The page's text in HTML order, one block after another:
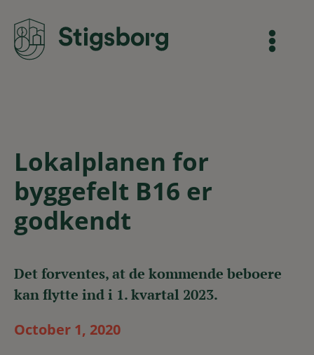
Lokalplanen for
byggefelt B16 er
godkendt
Det forventes, at de kommende beboere
kan flytte ind i 1. kvartal 2023.
October 1, 2020